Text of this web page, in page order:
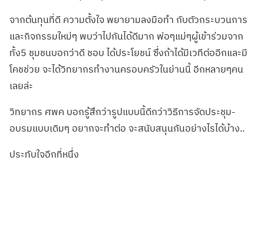
จากต้นทุนที่ดี ความตั้งใจ พยายามลงมือทำ กับตัวกระบวนการ
และกิจกรรมใหม่ๆ พบว่าไปกันได้ดีมาก พ่อๆแม่ๆผู้เข้าร่วมจาก
ทั้ง5 ชุมชนบอกว่าดี ชอบ ได้ประโยชน์ ซึ่งถ้าได้มีเวทีต่ออีกและมี
โคชช่วย จะได้วิทยากรทำงานครอบครัวในย่านนี้ อีกหลายๆคน
เลยล่ะ
วิทยากร ศพค บอกรู้สึกว่ารูปแบบนี้ดีกว่าวิธีการจัดประชุม-
อบรมแบบเดิมๆ อยากจะทำต่อ จะสนับสนุนกันอย่างไรได้บ้าง..
ประทับใจอีกที่หนึ่ง